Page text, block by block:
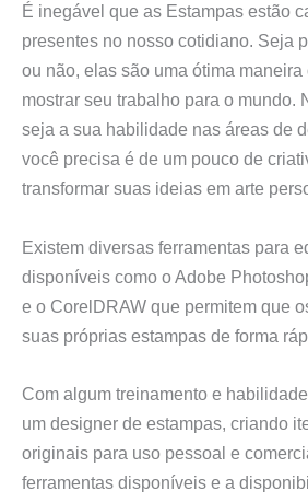
É inegável que as Estampas estão
presentes no nosso cotidiano. Seja
ou não, elas são uma ótima maneira
mostrar seu trabalho para o mundo.
seja a sua habilidade nas áreas de
você precisa é de um pouco de
transformar suas ideias em arte
Existem diversas ferramentas para
disponíveis como o Adobe
e o CorelDRAW que permitem que
suas próprias estampas de forma
Com algum treinamento e
um designer de estampas, criando
originais para uso pessoal e
ferramentas disponíveis e a